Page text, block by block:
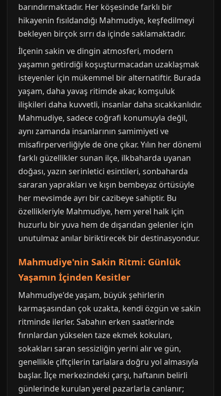
barındırmaktadır. Her köşesinde farklı bir
hikayenin fısıldandığı Mahmudiye, keşfedilmeyi
bekleyen birçok sırrı da içinde saklamaktadır.
İlçenin sakin ve dingin atmosferi, modern
yaşamın getirdiği koşuşturmacadan uzaklaşmak
isteyenler için mükemmel bir alternatiftir. Burada
yaşam, daha yavaş ritimde akar, komşuluk
ilişkileri daha kuvvetli, insanlar daha sıcakkanlıdır.
Mahmudiye, sadece coğrafi konumuyla değil,
aynı zamanda insanlarının samimiyeti ve
misafirperverliğiyle de öne çıkar. Yılın her dönemi
farklı güzellikler sunan ilçe, ilkbaharda uyanan
doğası, yazın serinletici esintileri, sonbaharda
sararan yaprakları ve kışın bembeyaz örtüsüyle
her mevsimde ayrı bir cazibeye sahiptir. Bu
özellikleriyle Mahmudiye, hem yerel halk için
huzurlu bir yuva hem de dışarıdan gelenler için
unutulmaz anılar biriktirecek bir destinasyondur.
Mahmudiye'nin Sakin Ritmi: Günlük
Yaşamın İçinden Kesitler
Mahmudiye'de yaşam, büyük şehirlerin
karmaşasından çok uzakta, kendi özgün ve sakin
ritminde ilerler. Sabahın erken saatlerinde
fırınlardan yükselen taze ekmek kokuları,
sokakları saran sessizliğin yerini alır ve gün,
genellikle çiftçilerin tarlalara doğru yol almasıyla
başlar. İlçe merkezindeki çarşı, haftanın belirli
günlerinde kurulan yerel pazarlarla canlanır;